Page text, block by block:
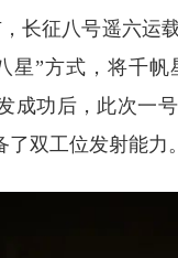
长征八号遥六运
星”方式，将千
成功后，此次一
了双工位发射能力